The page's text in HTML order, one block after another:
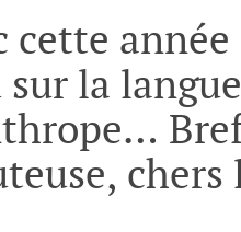
cette
la